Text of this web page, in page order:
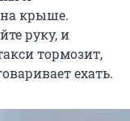
крыше.
руку, и
тормозит,
ехать.